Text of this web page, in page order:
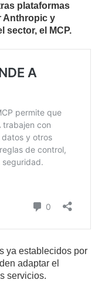
plataformas
Anthropic y
sector, el MCP.
ya establecidos por
adaptar el
servicios.